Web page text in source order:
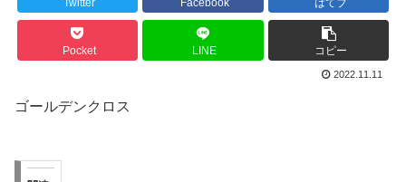
Twitter Facebook はてブ
Pocket LINE コピー
2022.11.11
ゴールデンクロス